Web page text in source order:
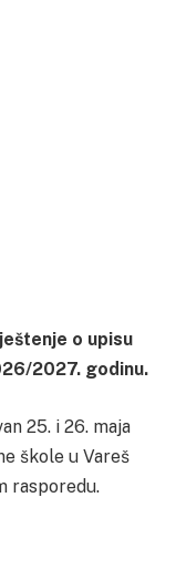
o upisu
2027. godinu.
25. i 26. maja
škole u Vareš
rasporedu.